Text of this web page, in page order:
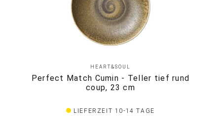
HEART&SOUL
Perfect Match Cumin - Teller tief rund
coup, 23 cm
LIEFERZEIT 10-14 TAGE